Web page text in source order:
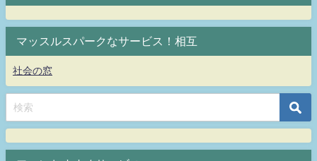
マッスルスパークなサービス！相互
社会の窓